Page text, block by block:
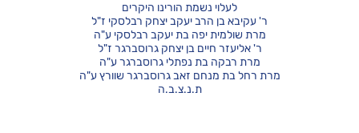
לעלוי נשמת הורינו היקרים
ר' עקיבא בן הרב יעקב יצחק רבלסקי ז"ל
מרת שולמית יפה בת יעקב רבלסקי ע"ה
ר' אליעזר חיים בן יצחק גרוסברגר ז"ל
מרת רבקה בת נפתלי גרוסברגר ע"ה
מרת רחל בת מנחם זאב גרוסברגר שוורץ ע"ה
ת.נ.צ.ב.ה